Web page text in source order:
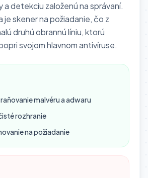
detekciu založenú na správaní.
je skener na požiadanie, čo z
druhú obrannú líniu, ktorú
svojom hlavnom antivíruse.
malvéru a adwaru
rozhranie
na požiadanie